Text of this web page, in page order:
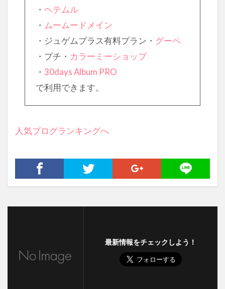
・ ヘテムル
・ ムームードメイン
・ジュゲムプラス有料プラン・ グーペ
・プチ・ カラーミーショップ
・ 30days Album PRO
で利用できます。
人気ブログランキングへ
最新情報をチェックしよう！